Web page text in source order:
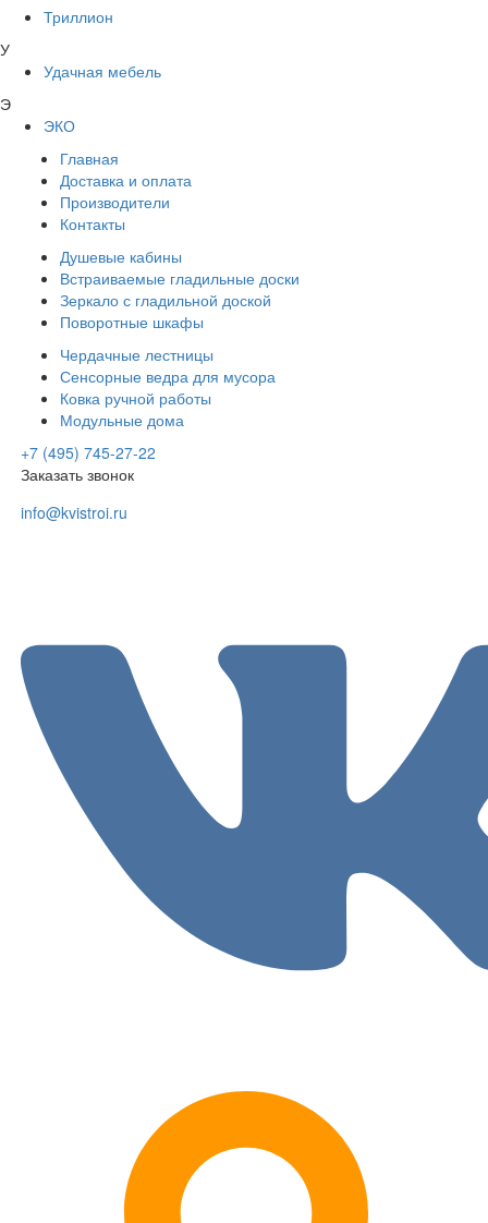
Триллион
У
Удачная мебель
Э
ЭКО
Главная
Доставка и оплата
Производители
Контакты
Душевые кабины
Встраиваемые гладильные доски
Зеркало с гладильной доской
Поворотные шкафы
Чердачные лестницы
Сенсорные ведра для мусора
Ковка ручной работы
Модульные дома
+7 (495) 745-27-22
Заказать звонок
info@kvistroi.ru